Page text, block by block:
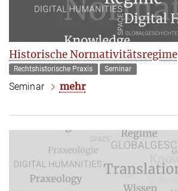
Historische Normativitätsregime
Rechtshistorische Praxis Seminar
Seminar mehr